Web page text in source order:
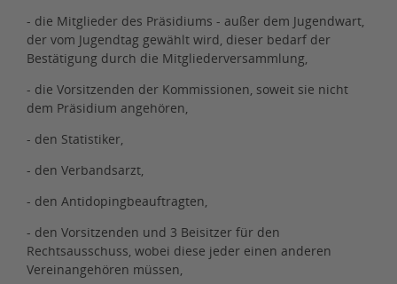
- die Mitglieder des Präsidiums - außer dem Jugendwart,
der vom Jugendtag gewählt wird, dieser bedarf der
Bestätigung durch die Mitgliederversammlung,
- die Vorsitzenden der Kommissionen, soweit sie nicht
dem Präsidium angehören,
- den Statistiker,
- den Verbandsarzt,
- den Antidopingbeauftragten,
- den Vorsitzenden und 3 Beisitzer für den
Rechtsausschuss, wobei diese jeder einen anderen
Vereinangehören müssen,